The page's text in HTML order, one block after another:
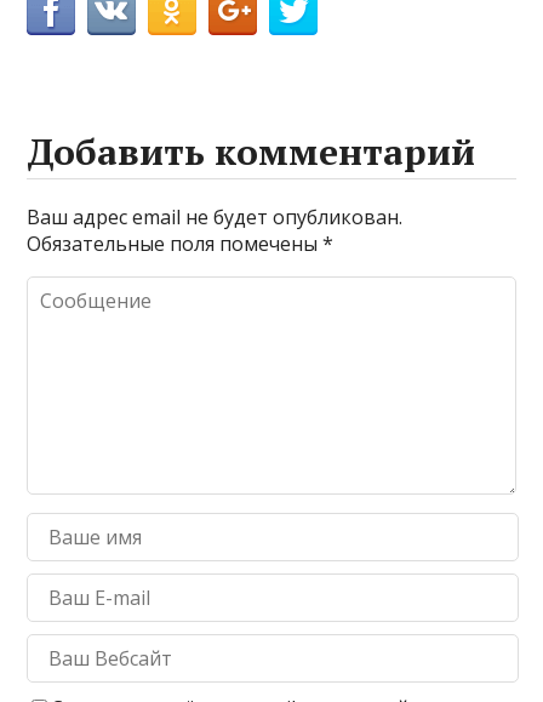
Добавить комментарий
Ваш адрес email не будет опубликован.
Обязательные поля помечены*